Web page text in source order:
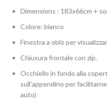
Dimensions : 183x66cm +
Colore: bianco
Finestra a oblò per
Chiusura frontale con zip.
Occhiello in fondo alla
sull'appendino per
auto)